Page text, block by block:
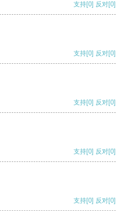
支持[0] 反对[0]
支持[0] 反对[0]
支持[0] 反对[0]
支持[0] 反对[0]
支持[0] 反对[0]